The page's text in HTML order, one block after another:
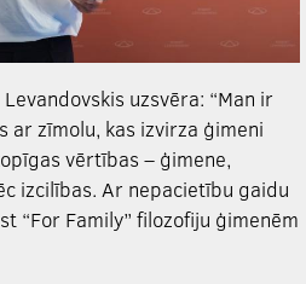
uzsvēra: “Man ir
zīmolu, kas izvirza ģimeni
vērtības – ģimene,
izcilības. Ar nepacietību gaidu
“For Family” filozofiju ģimenēm